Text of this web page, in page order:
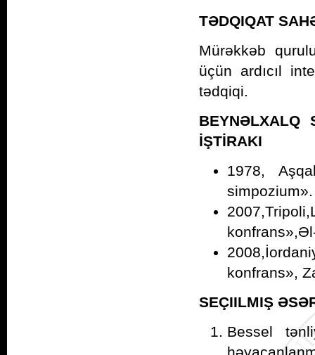
TƏDQIQAT
Mürəkkəb
üçün ardıcıl
tədqiqi.
BEYNƏLXALQ
İŞTİRAKI
1978,
simpozium».
konfrans»,
SEÇIILMIŞ
Bessel